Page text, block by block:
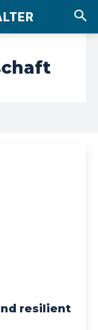
resilient